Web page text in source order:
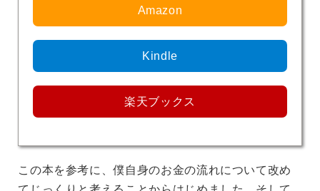
Amazon
Kindle
楽天ブックス
この本を参考に、僕自身のお金の流れについて改め